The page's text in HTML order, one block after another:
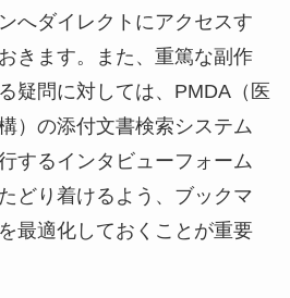
へダイレクトにアクセスす
きます。また、重篤な副作
疑問に対しては、PMDA（医
）の添付文書検索システム
するインタビューフォーム
どり着けるよう、ブックマ
最適化しておくことが重要